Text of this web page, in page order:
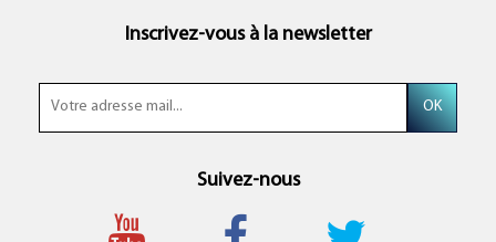
Inscrivez-vous à la newsletter
Suivez-nous